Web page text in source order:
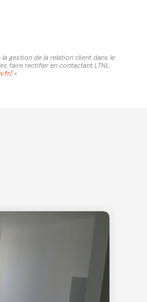
gestion de la relation client dans le
faire rectifier en contactant LTNL
»